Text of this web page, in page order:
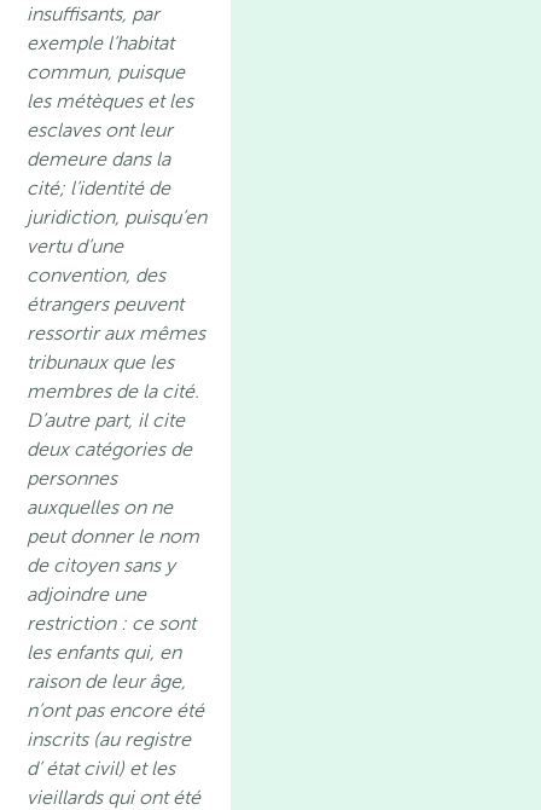
insuffisants, par
exemple l’habitat
commun, puisque
les métèques et les
esclaves ont leur
demeure dans la
cité; l’identité de
juridiction, puisqu’en
vertu d’une
convention, des
étrangers peuvent
ressortir aux mêmes
tribunaux que les
membres de la cité.
D’autre part, il cite
deux catégories de
personnes
auxquelles on ne
peut donner le nom
de citoyen sans y
adjoindre une
restriction : ce sont
les enfants qui, en
raison de leur âge,
n’ont pas encore été
inscrits (au registre
d’ état civil) et les
vieillards qui ont été